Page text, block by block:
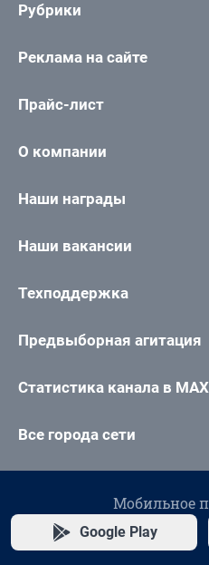
Рубрики
Реклама на сайте
Прайс-лист
О компании
Наши награды
Наши вакансии
Техподдержка
Предвыборная агитация
Статистика канала в MAX
Все города сети
Мобильное
Google Play